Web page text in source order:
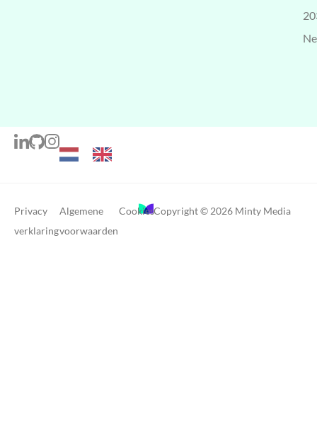
Copyright © 2026 Minty Media
Privacy
verklaring
Algemene
voorwaarden
Cookies